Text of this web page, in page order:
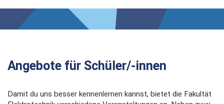
Angebote für Schüler/-innen
Damit du uns besser kennenlernen kannst, bietet die Fakultät